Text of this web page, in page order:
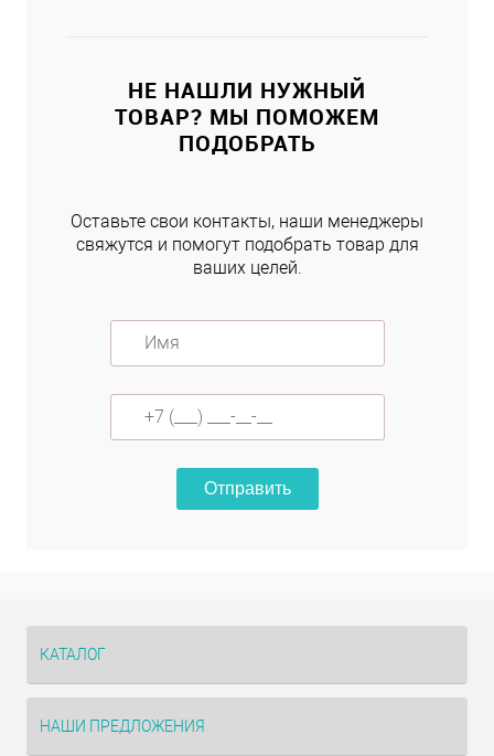
НЕ НАШЛИ НУЖНЫЙ
ТОВАР? МЫ ПОМОЖЕМ
ПОДОБРАТЬ
Оставьте свои контакты, наши менеджеры
свяжутся и помогут подобрать товар для
ваших целей.
Отправить
КАТАЛОГ
НАШИ ПРЕДЛОЖЕНИЯ